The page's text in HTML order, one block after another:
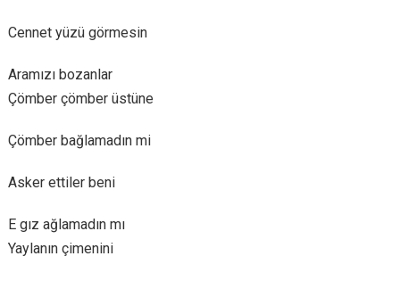
Cennet yüzü görmesin
Aramızı bozanlar
Çömber çömber üstüne
Çömber bağlamadın mi
Asker ettiler beni
E gız ağlamadın mı
Yaylanın çimenini